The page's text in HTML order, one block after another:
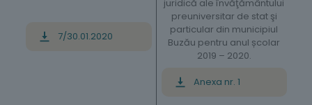
7/30.01.2020
juridică ale învăţământului
preuniversitar de stat şi
particular din municipiul
Buzău pentru anul școlar
2019 – 2020.
Anexa nr. 1